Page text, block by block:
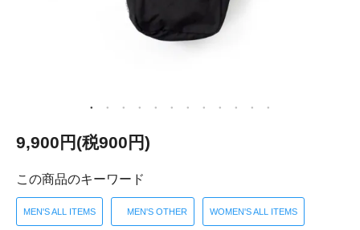
9,900円(税900円)
この商品のキーワード
MEN'S ALL ITEMS MEN'S OTHER WOMEN'S ALL ITEMS